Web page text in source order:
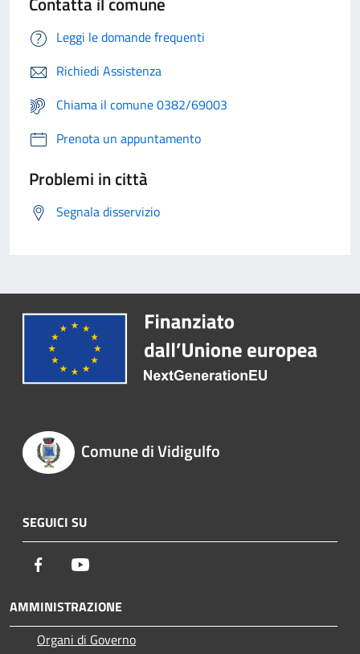
Leggi le domande frequenti
Richiedi Assistenza
Chiama il comune 0382/69003
Prenota un appuntamento
Problemi in città
Segnala disservizio
Comune di Vidigulfo
SEGUICI SU
Facebook
AMMINISTRAZIONE
Organi di Governo